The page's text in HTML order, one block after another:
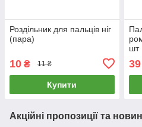
Роздільник для пальців ніг
(пара)
10 ₴ 11 ₴
Купити
шт
39
Акційні пропозиції та